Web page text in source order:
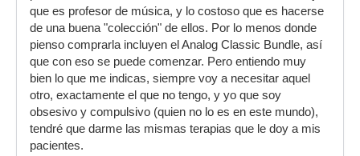
que es profesor de música, y lo costoso que es hacerse
de una buena "colección" de ellos. Por lo menos donde
pienso comprarla incluyen el Analog Classic Bundle, así
que con eso se puede comenzar. Pero entiendo muy
bien lo que me indicas, siempre voy a necesitar aquel
otro, exactamente el que no tengo, y yo que soy
obsesivo y compulsivo (quien no lo es en este mundo),
tendré que darme las mismas terapias que le doy a mis
pacientes.